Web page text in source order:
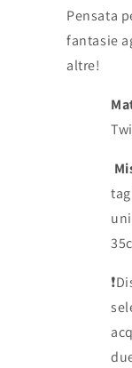
Pensata
fantasie
altre!
❗️